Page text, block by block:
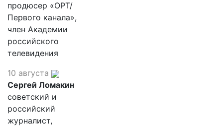
продюсер «ОРТ/
Первого канала»,
член Академии
российского
телевидения
10 августа
Сергей Ломакин
советский и
российский
журналист,